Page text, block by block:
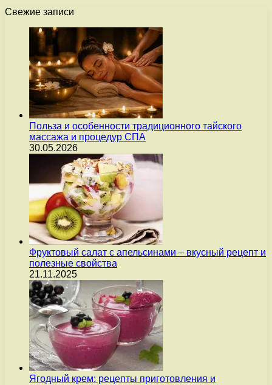
Свежие записи
Польза и особенности традиционного тайского
массажа и процедур СПА
30.05.2026
Фруктовый салат с апельсинами – вкусный рецепт и
полезные свойства
21.11.2025
Ягодный крем: рецепты приготовления и